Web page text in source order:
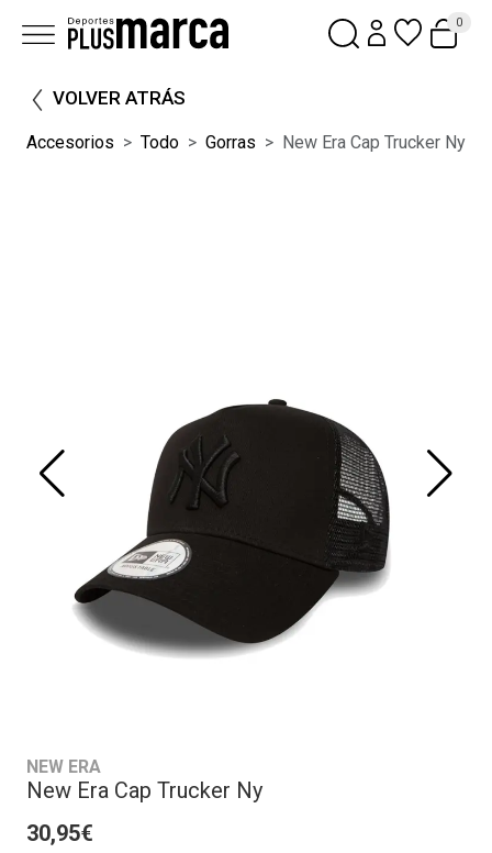
0
VOLVER ATRÁS
Accesorios Todo Gorras New Era Cap Trucker Ny
NEW ERA
New Era Cap Trucker Ny
30,95€